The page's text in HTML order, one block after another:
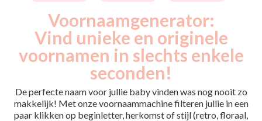
Voornaamgenerator:
Vind unieke en originele
voornamen in slechts enkele
seconden!
De perfecte naam voor jullie baby vinden was nog nooit zo
makkelijk! Met onze voornaammachine filteren jullie in een
paar klikken op beginletter, herkomst of stijl (retro, floraal,